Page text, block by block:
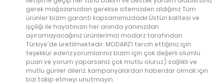
gerek mağazanızdan gerekse sitemizden aldığınız Tüm
ürünler bizim garanti kapsamımızdadır.Üstün kalitesi ve
işçiliği ile hayatınızın her anında yanınızdan
ayıramayacağınız ürünlerimizi modarz tarafından
Türkiye'de üretilmektedir. MODARZ’I tercih ettiğiniz için
teşekkür ederiz.yorumlarınız bizim için çok değerli olumlu
puan ve yorum yaparsanız çok mutlu oluruz:) sağlıklı ve
mutlu günler dileriz. kampanyalardan haberdar olmak için
bizi takip etmeyi unutmayın.